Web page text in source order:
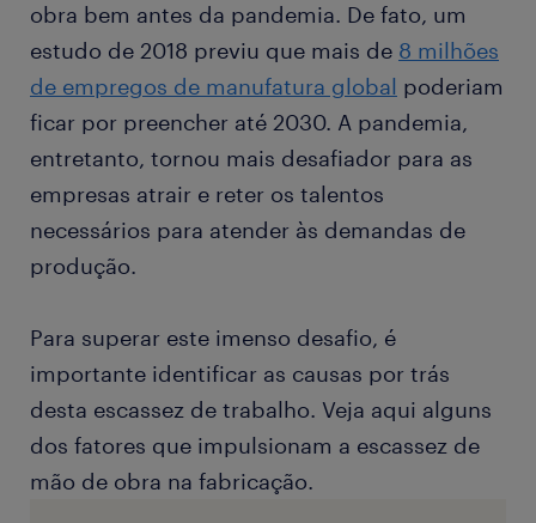
obra bem antes da pandemia. De fato, um
estudo de 2018 previu que mais de 8 milhões
de empregos de manufatura global poderiam
ficar por preencher até 2030. A pandemia,
entretanto, tornou mais desafiador para as
empresas atrair e reter os talentos
necessários para atender às demandas de
produção.
Para superar este imenso desafio, é
importante identificar as causas por trás
desta escassez de trabalho. Veja aqui alguns
dos fatores que impulsionam a escassez de
mão de obra na fabricação.